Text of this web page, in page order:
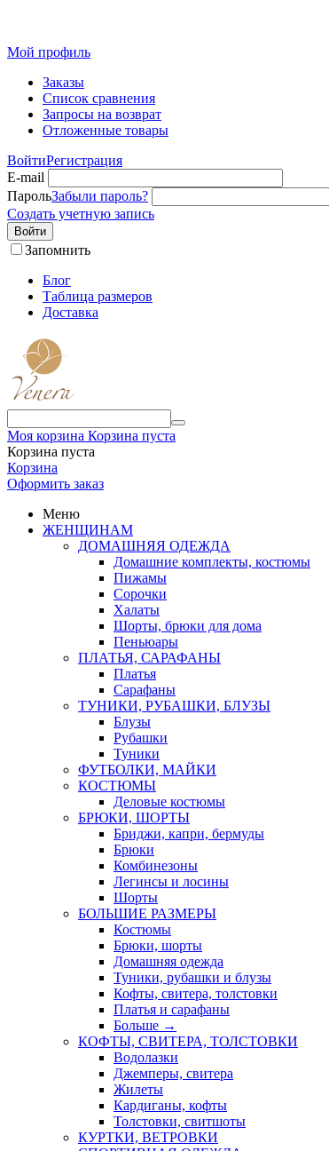
Мой профиль
Заказы
Список сравнения
Запросы на возврат
Отложенные товары
ВойтиРегистрация
E-mail
ПарольЗабыли пароль?
Создать учетную запись
Войти
Запомнить
Блог
Таблица размеров
Доставка
Моя корзина Корзина пуста
Корзина пуста
Корзина
Оформить заказ
Меню
ЖЕНЩИНАМ
ДОМАШНЯЯ ОДЕЖДА
Домашние комплекты, костюмы
Пижамы
Сорочки
Халаты
Шорты, брюки для дома
Пеньюары
ПЛАТЬЯ, САРАФАНЫ
Платья
Сарафаны
ТУНИКИ, РУБАШКИ, БЛУЗЫ
Блузы
Рубашки
Туники
ФУТБОЛКИ, МАЙКИ
КОСТЮМЫ
Деловые костюмы
БРЮКИ, ШОРТЫ
Бриджи, капри, бермуды
Брюки
Комбинезоны
Легинсы и лосины
Шорты
БОЛЬШИЕ РАЗМЕРЫ
Костюмы
Брюки, шорты
Домашняя одежда
Туники, рубашки и блузы
Кофты, свитера, толстовки
Платья и сарафаны
Больше →
КОФТЫ, СВИТЕРА, ТОЛСТОВКИ
Водолазки
Джемперы, свитера
Жилеты
Кардиганы, кофты
Толстовки, свитшоты
КУРТКИ, ВЕТРОВКИ